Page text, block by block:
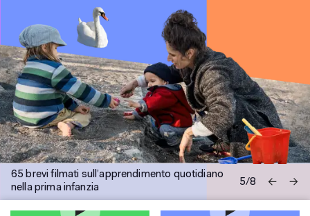
65 brevi filmati sull’apprendimento quotidiano
nella prima infanzia
5/8